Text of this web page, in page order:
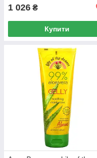
1 026 ₴
Купити